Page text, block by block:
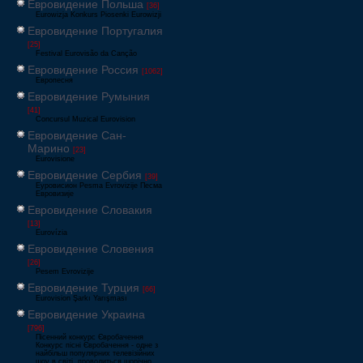
Евровидение Польша [36]
Eurowizja Konkurs Piosenki Eurowizji
Евровидение Португалия
[25]
Festival Eurovisão da Canção
Евровидение Россия [1062]
Европесня
Евровидение Румыния
[41]
Concursul Muzical Eurovision
Евровидение Сан-
Марино [23]
Eurovisione
Евровидение Сербия [39]
Еуровисион Pesma Evrovizije Песма
Евровизије
Евровидение Словакия
[13]
Eurovízia
Евровидение Словения
[26]
Pesem Evrovizije
Евровидение Турция [66]
Eurovision Şarkı Yarışması
Евровидение Украина
[796]
Пісенний конкурс Євробачення
Конкурс пісні Євробачення - одне з
найбільш популярних телевізійних
шоу в світі, проводиться щорічно,